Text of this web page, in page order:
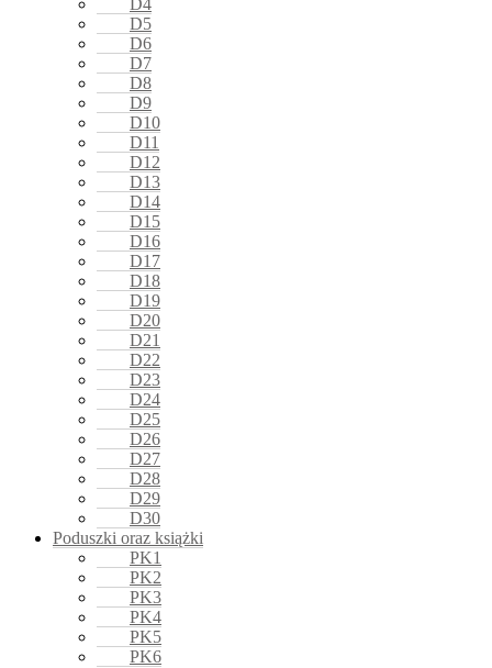
D4
D5
D6
D7
D8
D9
D10
D11
D12
D13
D14
D15
D16
D17
D18
D19
D20
D21
D22
D23
D24
D25
D26
D27
D28
D29
D30
Poduszki oraz książki
PK1
PK2
PK3
PK4
PK5
PK6